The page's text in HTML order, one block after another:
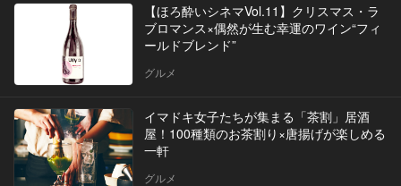
【ほろ酔いシネマVol.11】クリスマス・ラ
ブロマンス×偶然が生む幸運のワイン“フィ
ールドブレンド”
グルメ
イマドキ女子たちが集まる「茶割」居酒
屋！100種類のお茶割り×唐揚げが楽しめる
一軒
グルメ